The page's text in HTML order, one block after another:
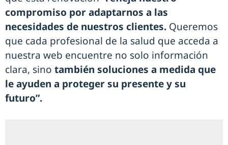
compromiso por adaptarnos a las
necesidades de nuestros clientes. Queremos
que cada profesional de la salud que acceda a
nuestra web encuentre no solo información
clara, sino también soluciones a medida que
le ayuden a proteger su presente y su
futuro”.